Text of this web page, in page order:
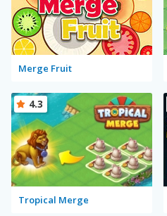
Merge Fruit
Tropical Merge
4.3